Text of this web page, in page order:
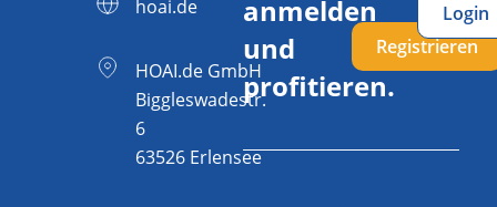
hoai.de
HOAI.de GmbH
Biggleswadestr.
6
63526 Erlensee
anmelden
und
profitieren.
Registrieren
Login